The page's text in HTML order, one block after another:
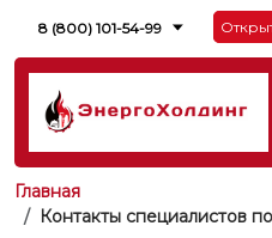
8 (800) 101-54-99
Главная
Контакты специалистов